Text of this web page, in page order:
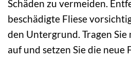
Schäden zu vermeiden.
beschädigte Fliese
den Untergrund. Tragen
auf und setzen Sie die neue